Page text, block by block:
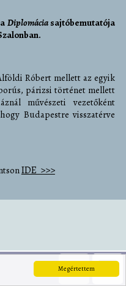
Megértettem
Diplomácia sajtóbemutatója
Róbert mellett az egyik
párizsi történet mellett
művészeti vezetőként
Budapestre visszatérve
IDE >>>